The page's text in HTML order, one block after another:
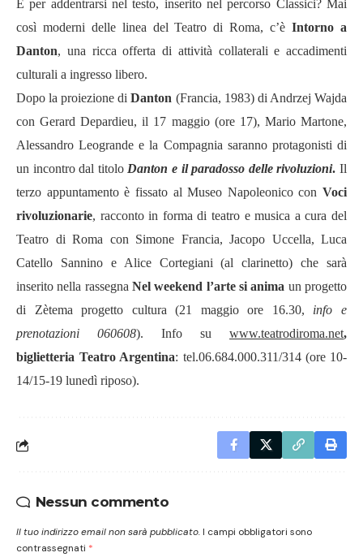
E per addentrarsi nel testo, inserito nel percorso Classici? Mai
così moderni delle linea del Teatro di Roma, c’èIntorno a
Danton, una ricca offerta di attività collaterali e accadimenti
culturali a ingresso libero.
Dopo la proiezione diDanton (Francia, 1983) di Andrzej Wajda
con Gerard Depardieu, il 17 maggio (ore 17), Mario Martone,
Alessandro Leogrande e la Compagnia saranno protagonisti di
un incontro dal titolo Danton e il paradosso delle rivoluzioni.Il
terzo appuntamento è fissato al Museo Napoleonico con Voci
rivoluzionarie, racconto in forma di teatro e musica a cura del
Teatro di Roma con Simone Francia, Jacopo Uccella, Luca
Catello Sannino e Alice Cortegiani (al clarinetto) che sarà
inserito nella rassegna Nel weekend l’arte si anima un progetto
di Zètema progetto cultura (21 maggio ore 16.30, info e
prenotazioni 060608). Info su www.teatrodiroma.net,
biglietteria Teatro Argentina: tel.06.684.000.311/314 (ore 10-
14/15-19 lunedì riposo).
Nessun commento
Il tuo indirizzo email non sarà pubblicato. I campi obbligatori sono
contrassegnati *